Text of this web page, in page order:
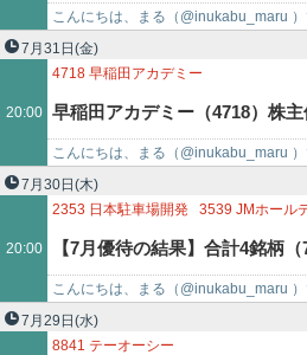
め合わせ（4月末優待）
こんにちは、まる（@inukabu_maru
紹介です♪ 株式会社伊藤園（2593）…
7月31日 (金)
20:00
4718 早稲田アカデミー
早稲田アカデミー（4718）株
9月は優待券（3月・9月末優待
こんにちは、まる（@inukabu_maru
紹介です♪ 株式会社早稲田アカデミー（
7月30日 (木)
20:00
2353 日本駐車場開発 3539 JMホール
【7月優待の結果】合計4銘柄
ュ！
こんにちは、まる（@inukabu_maru
利の権利落ち日でしたね。 まる 参加さ
7月29日 (水)
8841 テーオーシー